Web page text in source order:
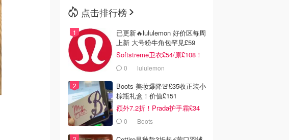
点击排行榜
已更新🔥lululemon 好价区每周
上新 大号粉牛角包罕见£59
Softstreme卫衣£54/原£108！
0 lululemon
Boots 美妆爆降🚨£35收正装小
棕瓶礼盒！价值£151
额外7.2折！Prada护手霜£34
0 Boots